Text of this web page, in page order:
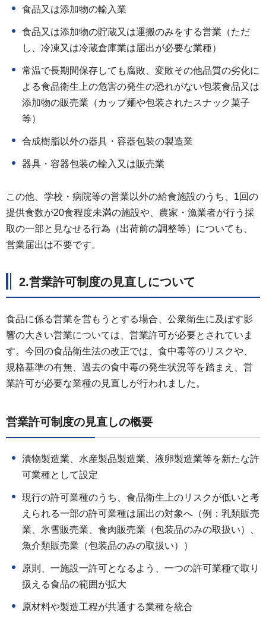
食品又は添加物の輸入業
食品又は添加物の貯蔵又は運搬のみをする営業（ただ
し、冷凍又は冷蔵倉庫業は届出が必要な業種）
常温で長期間保存しても腐敗、変敗その他品質の劣化に
よる食品衛生上の危害の発生の恐れがない包装食品又は
添加物の販売業（カップ麺や包装されたスナック菓子
等）
合成樹脂以外の器具・容器包装の製造業
器具・容器包装の輸入又は販売業
この他、学校・病院等の営業以外の給食施設のうち、1回の
提供食数が20食程度未満の施設や、農家・漁業者が行う採
取の一部と見なせる行為（出荷前の調整等）についても、
営業届出は不要です。
2.営業許可制度の見直しについて
食品に係る営業を営もうとする場合、公衆衛生に及ぼす影
響の大きい営業については、営業許可が必要とされていま
す。今回の食品衛生法の改正では、食中毒等のリスクや、
規格基準の有無、過去の食中毒の発生状況等を踏まえ、営
業許可が必要な業種の見直しが行われました。
営業許可制度の見直しの概要
漬物製造業、水産製品製造業、液卵製造業等を新たな許
可業種として設定
現行の許可業種のうち、食品衛生上のリスクが低いと考
えられる一部の許可業種は届出の対象へ（例：乳類販売
業、氷雪販売業、食肉販売業（包装品のみの取扱い）、
魚介類販売業（包装品のみの取扱い））
原則、一施設一許可となるよう、一つの許可業種で取り
扱える食品の範囲が拡大
原材料や製造工程が共通する業種を統合